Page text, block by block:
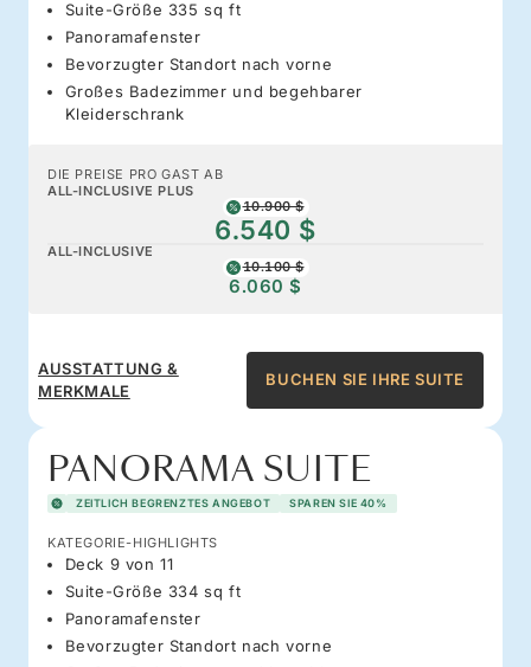
Suite-Größe 335 sq ft
Panoramafenster
Bevorzugter Standort nach vorne
Großes Badezimmer und begehbarer
Kleiderschrank
DIE PREISE PRO GAST AB
ALL-INCLUSIVE PLUS
10.900 $
6.540 $
ALL-INCLUSIVE
10.100 $
6.060 $
AUSSTATTUNG &
MERKMALE
BUCHEN SIE IHRE SUITE
PANORAMA SUITE
ZEITLICH BEGRENZTES ANGEBOT SPAREN SIE 40%
KATEGORIE-HIGHLIGHTS
Deck 9 von 11
Suite-Größe 334 sq ft
Panoramafenster
Bevorzugter Standort nach vorne